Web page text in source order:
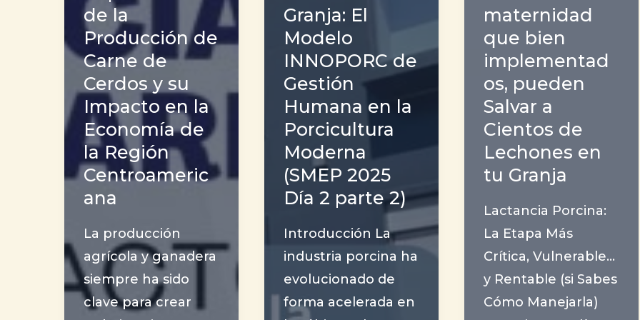
de la
Producción de
Carne de
Cerdos y su
Impacto en la
Economía de
la Región
Centroameric
ana
La producción
agrícola y ganadera
siempre ha sido
clave para crear
Granja: El
Modelo
INNOPORC de
Gestión
Humana en la
Porcicultura
Moderna
(SMEP 2025
Día 2 parte 2)
Introducción La
industria porcina ha
evolucionado de
forma acelerada en
maternidad
que bien
implementad
os, pueden
Salvar a
Cientos de
Lechones en
tu Granja
Lactancia Porcina:
La Etapa Más
Crítica, Vulnerable…
y Rentable (si Sabes
Cómo Manejarla)